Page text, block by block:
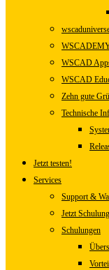
WSCAD
WSCAD
Zehn gute
Technische
Jetzt testen!
Services
Support &
Jetzt
Schulungen